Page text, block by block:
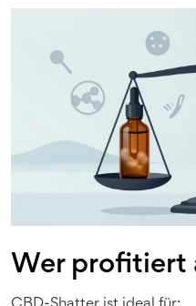
Wer profitiert